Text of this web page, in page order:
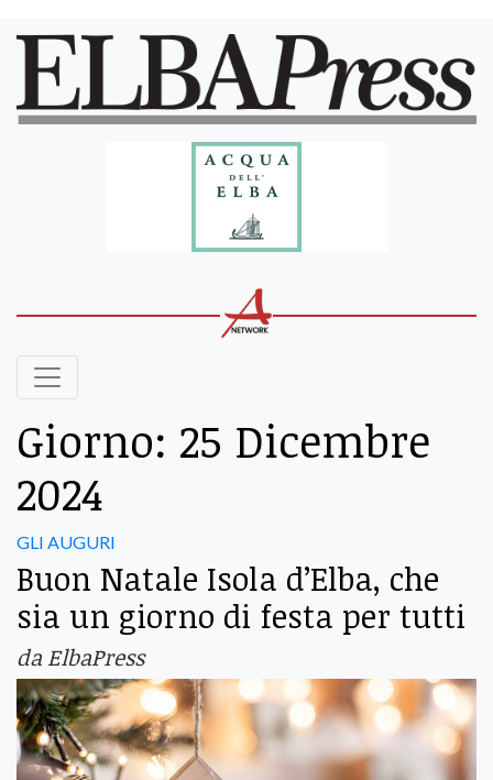
Giorno: 25 Dicembre
2024
GLI AUGURI
Buon Natale Isola d’Elba, che
sia un giorno di festa per tutti
da ElbaPress